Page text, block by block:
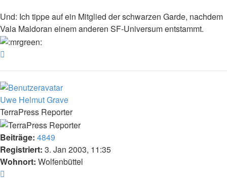
Und: Ich tippe auf ein Mitglied der schwarzen Garde, nachdem
Vala Maldoran einem anderen SF-Universum entstammt.
Uwe Helmut Grave
TerraPress Reporter
Beiträge: 4849
Registriert: 3. Jan 2003, 11:35
Wohnort: Wolfenbüttel